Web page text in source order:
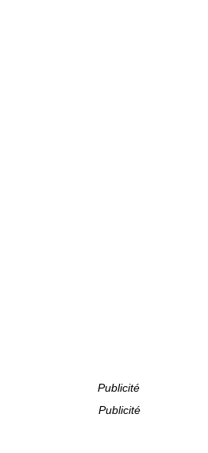
Publicité
Publicité